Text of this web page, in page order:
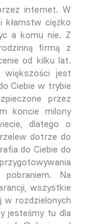
internet. W
kłamstw ciężko
a komu nie. Z
firmą z
od kilku lat.
jest
Ciebie w trybie
przez
koncie milony
dlatego o
dotrze do
do Ciebie do
Na
wszystkie
w rozdzielonych
jesteśmy tu dla